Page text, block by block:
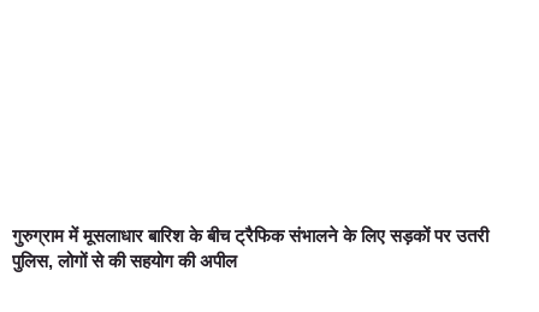
गुरुग्राम में मूसलाधार बारिश के बीच ट्रैफिक संभालने के लिए सड़कों पर उतरी
पुलिस, लोगों से की सहयोग की अपील